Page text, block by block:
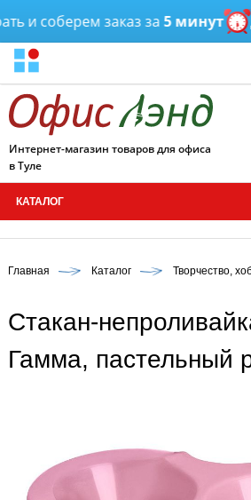
соберем заказ за5 минут
Интернет-магазин товаров для офиса
в Туле
КАТАЛОГ
Главная Каталог Творчество,
Стакан-
Гамма, пастельный